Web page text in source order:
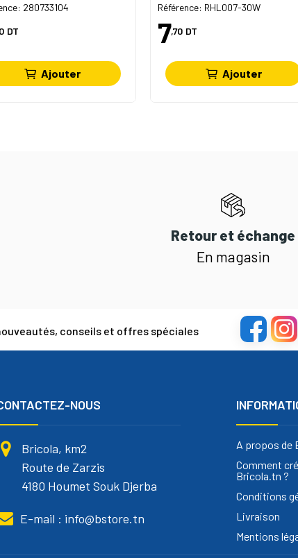
280733104
DT
Ajouter
Référence: RHL007-30W
7,70 DT
Ajouter
Retour et échange
En magasin
conseils et offres spéciales
NOUS
Bricola, km2
Route de Zarzis
4180 Houmet Souk Djerba
E-mail : info@bstore.tn
A propos de
Comment
Bricola.tn ?
Conditions
Livraison
Mentions